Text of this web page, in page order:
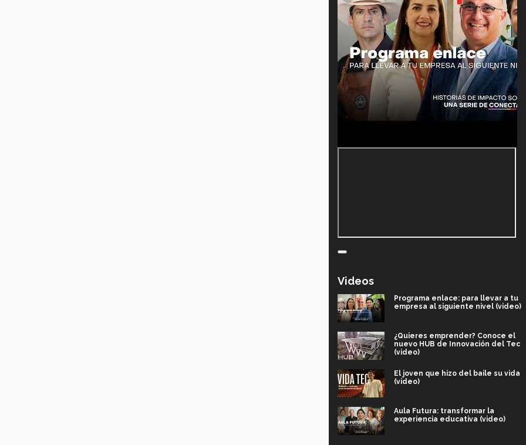
Videos
Programa enlace: para llevar a tu
empresa al siguiente nivel (video)
¿Quieres emprender? Conoce el
nuevo HUB de Innovación del Tec
(video)
El joven que hizo del baile su vida
(video)
Aula Futura: transformar la
experiencia educativa (video)